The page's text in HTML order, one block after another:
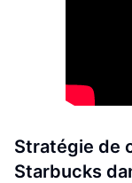
Stratégie de
Starbucks